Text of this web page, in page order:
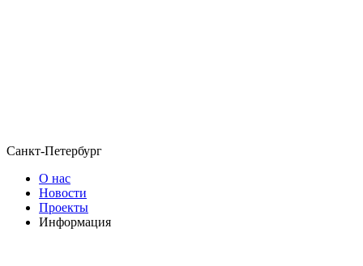
Санкт-Петербург
О нас
Новости
Проекты
Информация